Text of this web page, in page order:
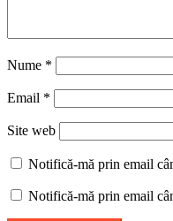
Nume *
Email *
Site web
Notifică-mă prin email
Notifică-mă prin email